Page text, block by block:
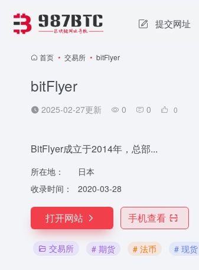
提交网址
首页 • 交易所 • bitFlyer
bitFlyer
2025-02-27更新 0 0 0
BitFlyer成立于2014年，总部...
所在地：
日本
收录时间：
2020-03-28
打开网站 手机查看
交易所 # 期货 # 法币 # 现货